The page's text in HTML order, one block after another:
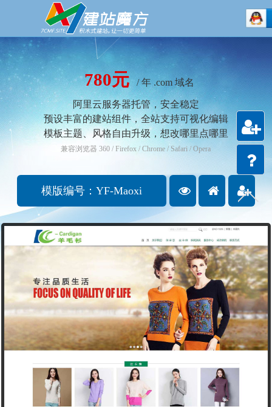
780元 / 年 .com 域名
阿里云服务器托管，安全稳定
预设丰富的建站组件，全站支持可视化编辑
模板主题、风格自由升级，想改哪里点哪里
兼容浏览器 360 / Firefox / Chrome / Safari / Opera
模版编号：YF-Maoxi 查
看设
计稿
查
看案
例
免
费注
册
注册
会员
建站
教程